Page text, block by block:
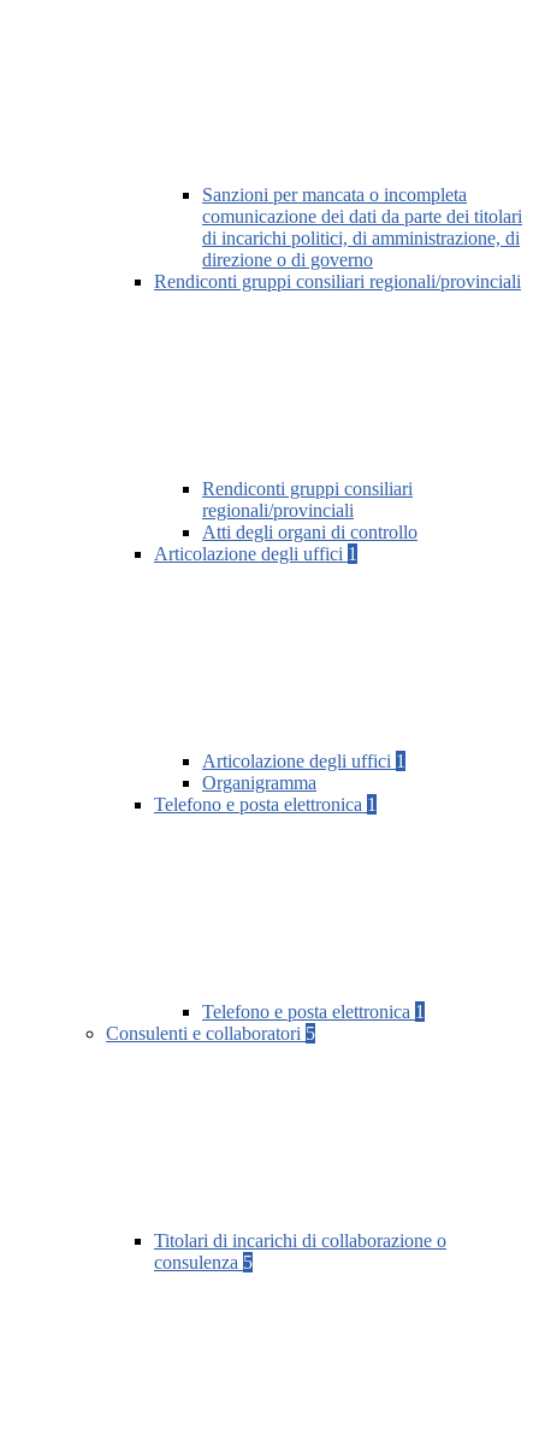
Sanzioni per mancata o incompleta
comunicazione dei dati da parte dei titolari
di incarichi politici, di amministrazione, di
direzione o di governo
Rendiconti gruppi consiliari regionali/provinciali
Rendiconti gruppi consiliari
regionali/provinciali
Atti degli organi di controllo
Articolazione degli uffici 1
Articolazione degli uffici 1
Organigramma
Telefono e posta elettronica 1
Telefono e posta elettronica 1
Consulenti e collaboratori 5
Titolari di incarichi di collaborazione o
consulenza 5